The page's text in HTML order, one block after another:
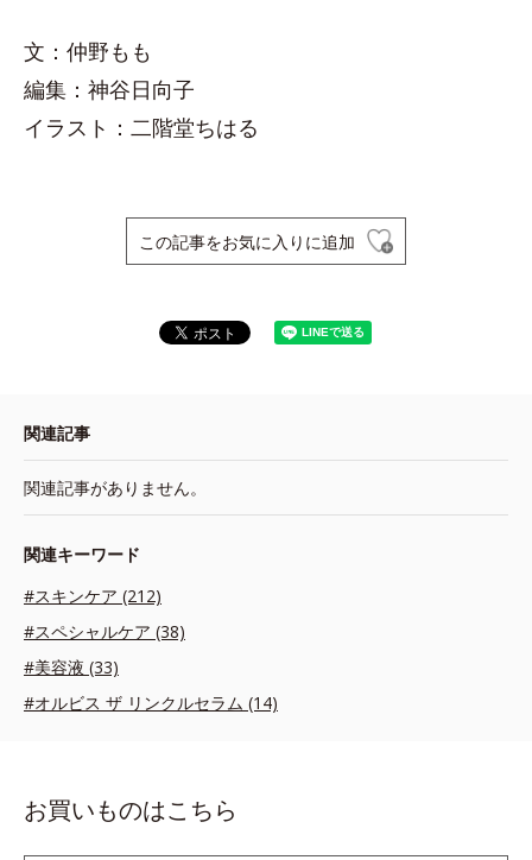
文：仲野もも
編集：神谷日向子
イラスト：二階堂ちはる
この記事をお気に入りに追加
関連記事
関連記事がありません。
関連キーワード
#スキンケア (212)
#スペシャルケア (38)
#美容液 (33)
#オルビス ザ リンクルセラム (14)
お買いものはこちら